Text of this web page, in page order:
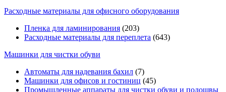
Расходные материалы для офисного оборудования
Пленка для ламинирования (203)
Расходные материалы для переплета (643)
Машинки для чистки обуви
Автоматы для надевания бахил (7)
Машинки для офисов и гостиниц (45)
Промышленные аппараты для чистки обуви и подошвы